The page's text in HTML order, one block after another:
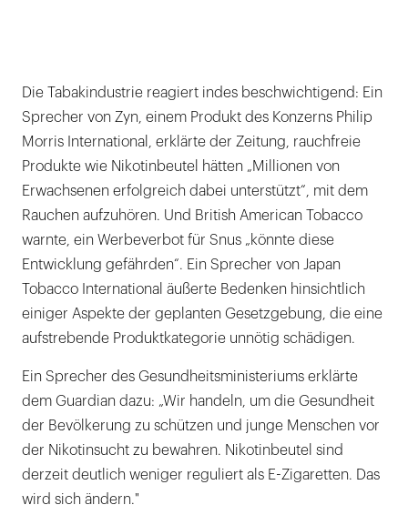
Die Tabakindustrie reagiert indes beschwichtigend: Ein
Sprecher von Zyn, einem Produkt des Konzerns Philip
Morris International, erklärte der Zeitung, rauchfreie
Produkte wie Nikotinbeutel hätten „Millionen von
Erwachsenen erfolgreich dabei unterstützt“, mit dem
Rauchen aufzuhören. Und British American Tobacco
warnte, ein Werbeverbot für Snus „könnte diese
Entwicklung gefährden“. Ein Sprecher von Japan
Tobacco International äußerte Bedenken hinsichtlich
einiger Aspekte der geplanten Gesetzgebung, die eine
aufstrebende Produktkategorie unnötig schädigen.
Ein Sprecher des Gesundheitsministeriums erklärte
dem Guardian dazu: „Wir handeln, um die Gesundheit
der Bevölkerung zu schützen und junge Menschen vor
der Nikotinsucht zu bewahren. Nikotinbeutel sind
derzeit deutlich weniger reguliert als E-Zigaretten. Das
wird sich ändern."